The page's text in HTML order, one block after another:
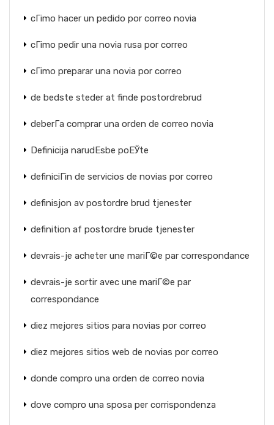
cГіmo hacer un pedido por correo novia
cГіmo pedir una novia rusa por correo
cГіmo preparar una novia por correo
de bedste steder at finde postordrebrud
deberГ­a comprar una orden de correo novia
Definicija narudЕѕbe poЕЎte
definiciГіn de servicios de novias por correo
definisjon av postordre brud tjenester
definition af postordre brude tjenester
devrais-je acheter une mariГ©e par correspondance
devrais-je sortir avec une mariГ©e par
correspondance
diez mejores sitios para novias por correo
diez mejores sitios web de novias por correo
donde compro una orden de correo novia
dove compro una sposa per corrispondenza